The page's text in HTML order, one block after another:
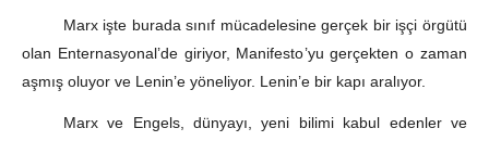
Marx işte burada sınıf mücadelesine gerçek bir işçi örgütü
olan Enternasyonal’de giriyor, Manifesto’yu gerçekten o zaman
aşmış oluyor ve Lenin’e yöneliyor. Lenin’e bir kapı aralıyor.
Marx ve Engels, dünyayı, yeni bilimi kabul edenler ve